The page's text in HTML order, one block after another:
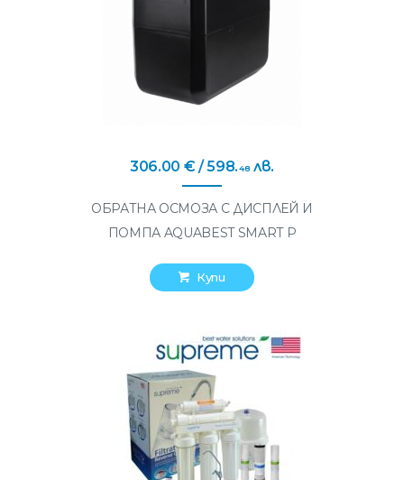
306.00 €/ 598.48 лв.
ОБРАТНА ОСМОЗА С ДИСПЛЕЙ И
ПОМПА AQUABEST SMART P
Купи